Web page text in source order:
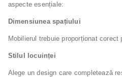
aspecte esențiale:
Dimensiunea spațiului
Mobilierul trebuie proporționat corect
Stilul locuinței
Alege un design care completează